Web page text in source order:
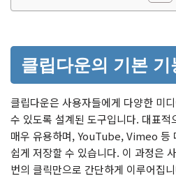
클립다운의 기본 기
클립다운은 사용자들에게 다양한 미
수 있도록 설계된 도구입니다. 대표
매우 유용하며, YouTube, Vimeo 등
쉽게 저장할 수 있습니다. 이 과정은
번의 클릭만으로 간단하게 이루어집